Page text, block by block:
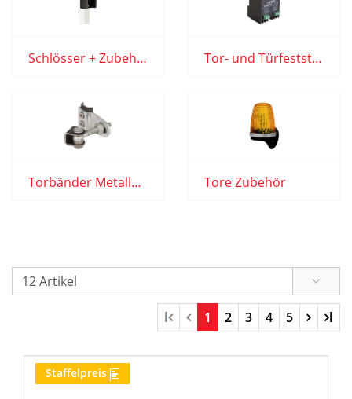
Schlösser + Zubehör Locinox Tor- und Türfeststeller
Torbänder Metallbau Tore Zubehör
l 1 2 3 4 5 l
Staffelpreis